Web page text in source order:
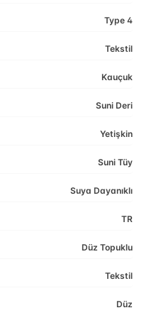
Type 4
Tekstil
Kauçuk
Suni Deri
Yetişkin
Suni Tüy
Suya Dayanıklı
TR
Düz Topuklu
Tekstil
Düz